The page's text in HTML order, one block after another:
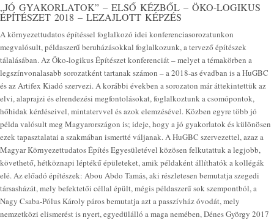
„JÓ GYAKORLATOK” – ELSŐ KÉZBŐL – ÖKO-LOGIKUS
ÉPÍTÉSZET 2018 – LEZAJLOTT KÉPZÉS
A környezettudatos építéssel foglalkozó idei konferenciasorozatunkon
megvalósult, példaszerű beruházásokkal foglalkozunk, a tervező építészek
tálalásában. Az Öko-logikus Építészet konferenciát – melyet a témakörben a
legszínvonalasabb sorozatként tartanak számon – a 2018-as évadban is a HuGBC
és az Artifex Kiadó szervezi. A korábbi években a sorozaton már áttekintettük az
elvi, alaprajzi és elrendezési megfontolásokat, foglalkoztunk a csomópontok,
hőhidak kérdéseivel, mintatervvel és azok elemzésével. Közben egyre több jó
példa valósult meg Magyarországon is; ideje, hogy a jó gyakorlatok és különösen
ezek tapasztalatai a szakmában ismertté váljanak. A HuGBC szervezettel, azaz a
Magyar Környezettudatos Építés Egyesületével közösen felkutattuk a legjobb,
követhető, hétköznapi léptékű épületeket, amik példaként állíthatók a kollégák
elé. Az előadó építészek: Abou Abdo Tamás, aki részletesen bemutatja szegedi
társasházát, mely befektetői céllal épült, mégis példaszerű sok szempontból, a
Nagy Csaba-Pólus Károly páros bemutatja azt a passzívház óvodát, mely
nemzetközi elismerést is nyert, egyedülálló a maga nemében, Dénes György 2017